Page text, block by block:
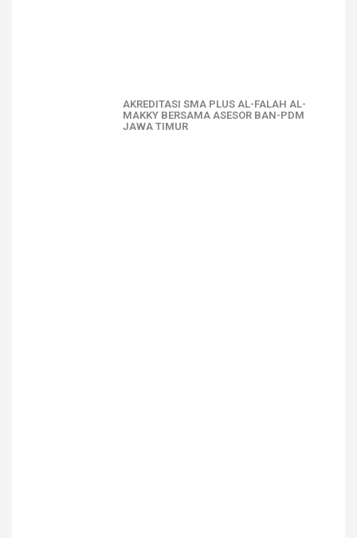
AKREDITASI SMA PLUS AL-FALAH AL-
MAKKY BERSAMA ASESOR BAN-PDM
JAWA TIMUR